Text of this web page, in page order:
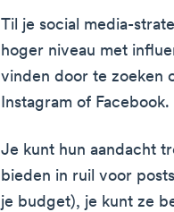
Til je social media-
hoger niveau met
vinden door te zoeken
Instagram of Facebook.
Je kunt hun aandacht
bieden in ruil voor
je budget), je kunt ze